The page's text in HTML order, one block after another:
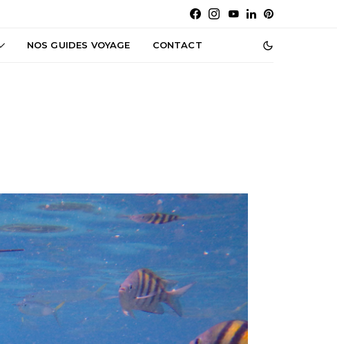
NOS GUIDES VOYAGE CONTACT